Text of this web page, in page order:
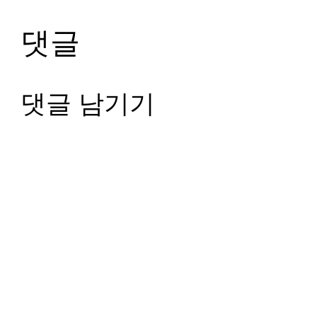
댓글
댓글 남기기